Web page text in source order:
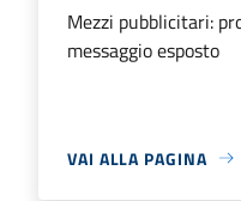
Mezzi pubblicitari:
messaggio esposto
VAI ALLA PAGINA